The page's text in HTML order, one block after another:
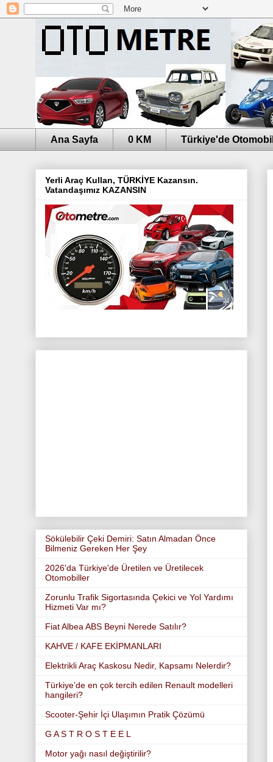
Ana Sayfa 0 KM Türkiye'de
Yerli Araç Kullan, TÜRKİYE Kazansın.
Vatandaşımız KAZANSIN
Sökülebilir Çeki Demiri: Satın Almadan Önce
Bilmeniz Gereken Her Şey
2026'da Türkiye'de Üretilen ve Üretilecek
Otomobiller
Zorunlu Trafik Sigortasında Çekici ve Yol Yardımı
Hizmeti Var mı?
Fiat Albea ABS Beyni Nerede Satılır?
KAHVE / KAFE EKİPMANLARI
Elektrikli Araç Kaskosu Nedir, Kapsamı Nelerdir?
Türkiye’de en çok tercih edilen Renault modelleri
hangileri?
Scooter-Şehir İçi Ulaşımın Pratik Çözümü
G A S T R O S T E E L
Motor yağı nasıl değiştirilir?